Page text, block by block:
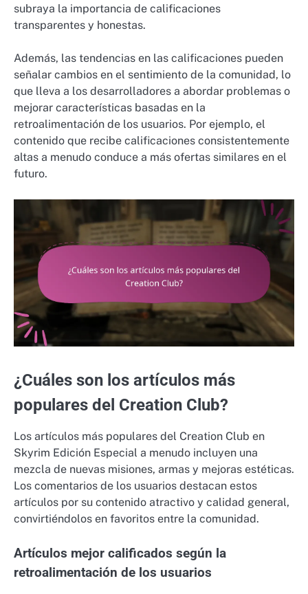
subraya la importancia de calificaciones
transparentes y honestas.
Además, las tendencias en las calificaciones pueden
señalar cambios en el sentimiento de la comunidad, lo
que lleva a los desarrolladores a abordar problemas o
mejorar características basadas en la
retroalimentación de los usuarios. Por ejemplo, el
contenido que recibe calificaciones consistentemente
altas a menudo conduce a más ofertas similares en el
futuro.
¿Cuáles son los artículos más
populares del Creation Club?
Los artículos más populares del Creation Club en
Skyrim Edición Especial a menudo incluyen una
mezcla de nuevas misiones, armas y mejoras estéticas.
Los comentarios de los usuarios destacan estos
artículos por su contenido atractivo y calidad general,
convirtiéndolos en favoritos entre la comunidad.
Artículos mejor calificados según la
retroalimentación de los usuarios